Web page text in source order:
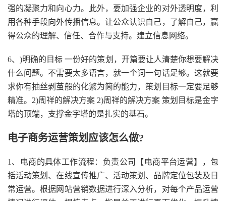
强的凝聚力和向心力。此外，要加强企业的对外透明度，利
用各种手段向外传播信息。让公众认识自己，了解自己，赢
得公众的理解、信任、合作与支持。建立信息网络。
6、)明确的目标 一份好的策划，开篇要让人清楚你想要解决
什么问题。不需要太多语言，就一个词一句话足够。这就要
求你有抽丝剥茧般的化繁为简的能力，策划目标一定要足够
精准。2)周祥的解决方案 2)周祥的解决方案 策划目标是金字
塔的顶端，支撑金字塔的是扎实的基石。
电子商务运营策划应该怎么做?
1、电商的具体工作流程：负责公司【电商平台运营】，包
括活动策划、在线宣传推广、活动策划、品牌定位包装及日
常运营。根据网站营销数据进行深入分析，对每个产品运营